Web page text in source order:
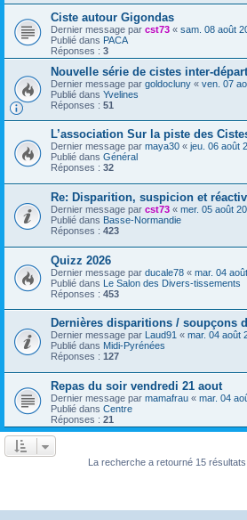
Ciste autour Gigondas
Dernier message par cst73 « sam. 08 août
Publié dans PACA
Réponses : 3
Nouvelle série de cistes inter-
Dernier message par goldocluny « ven. 07
Publié dans Yvelines
Réponses : 51
L’association Sur la piste des
Dernier message par maya30 « jeu. 06 août
Publié dans Général
Réponses : 32
Re: Disparition, suspicion et
Dernier message par cst73 « mer. 05 août
Publié dans Basse-Normandie
Réponses : 423
Quizz 2026
Dernier message par ducale78 « mar. 04
Publié dans Le Salon des Divers-tissements
Réponses : 453
Dernières disparitions / soupçons
Dernier message par Laud91 « mar. 04 août
Publié dans Midi-Pyrénées
Réponses : 127
Repas du soir vendredi 21 aout
Dernier message par mamafrau « mar. 04
Publié dans Centre
Réponses : 21
La recherche a retourné 15 résultats